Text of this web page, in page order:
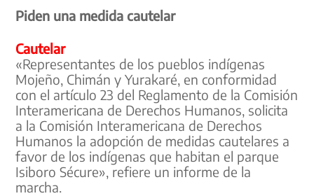
Piden una medida cautelar
Cautelar
«Representantes de los pueblos indígenas
Mojeño, Chimán y Yurakaré, en conformidad
con el artículo 23 del Reglamento de la Comisión
Interamericana de Derechos Humanos, solicita
a la Comisión Interamericana de Derechos
Humanos la adopción de medidas cautelares a
favor de los indígenas que habitan el parque
Isiboro Sécure», refiere un informe de la
marcha.